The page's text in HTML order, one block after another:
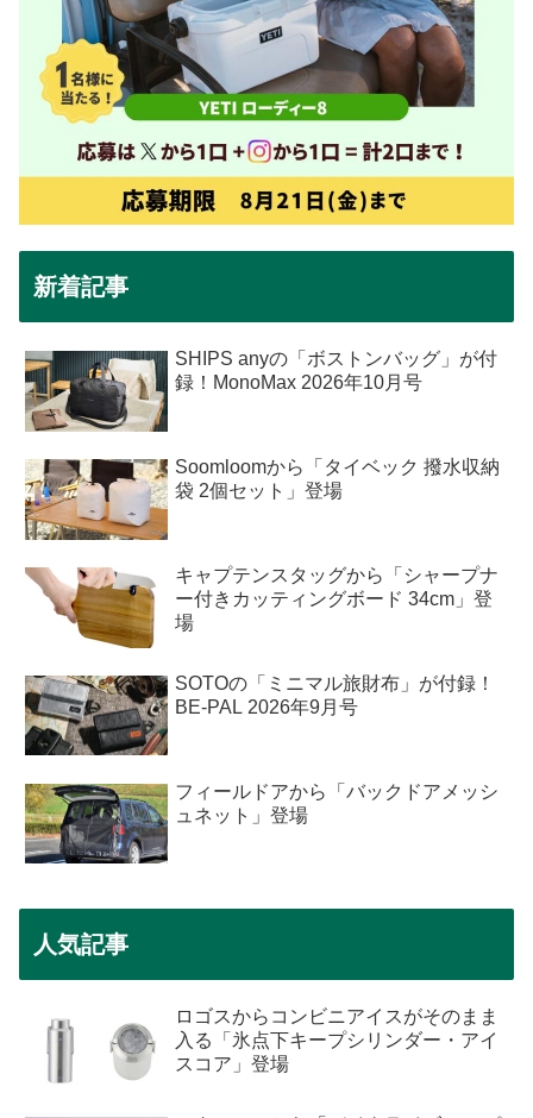
新着記事
SHIPS anyの「ボストンバッグ」が付
録！MonoMax 2026年10月号
Soomloomから「タイベック 撥水収納
袋 2個セット」登場
キャプテンスタッグから「シャープナ
ー付きカッティングボード 34cm」登
場
SOTOの「ミニマル旅財布」が付録！
BE-PAL 2026年9月号
フィールドアから「バックドアメッシ
ュネット」登場
人気記事
ロゴスからコンビニアイスがそのまま
入る「氷点下キープシリンダー・アイ
スコア」登場